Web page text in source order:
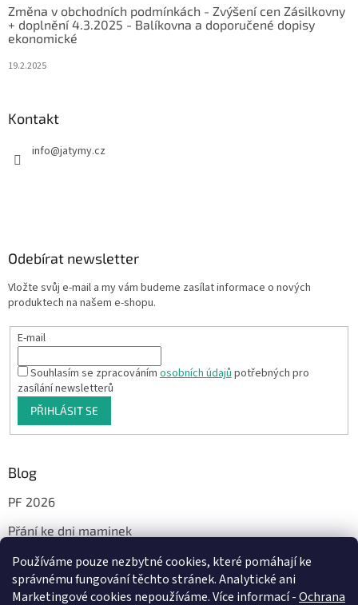
Používáme pouze nezbytné cookies, které pomáhají ke
správnému fungování těchto stránek. Analytické ani
Marketingové cookies nepoužíváme. Více informací -Ochrana
Změna v obchodních podmínkách - Zvýšení cen Zásilkovny
+ doplnění 4.3.2025 - Balíkovna a doporučené dopisy
ekonomické
19.2.2025
Kontakt
info@jatymy.cz
Odebírat newsletter
Vložte svůj e-mail a my vám budeme zasílat informace o nových
produktech na našem e-shopu.
E-mail
Souhlasím se zpracovánímosobních údajůpotřebných pro
zasílání newsletterů
PŘIHLÁSIT SE
Blog
PF 2026
Přání ke dni maminek
Facebook